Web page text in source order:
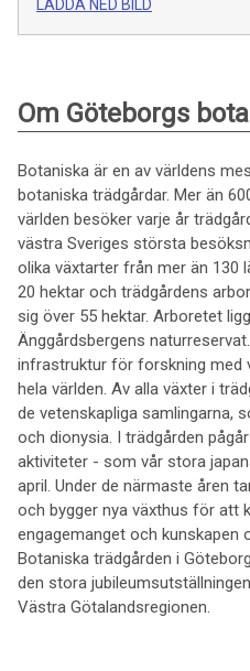
LADDA NED BILD
Om Göteborgs
Botaniska är en av världens
botaniska trädgårdar. Mer än
världen besöker varje år
västra Sveriges största
olika växtarter från mer än 130
20 hektar och trädgårdens
sig över 55 hektar. Arboretet
Änggårdsbergens
infrastruktur för forskning med
hela världen. Av alla växter i
de vetenskapliga samlingarna,
och dionysia. I trädgården
aktiviteter - som vår stora
april. Under de närmaste åren
och bygger nya växthus för att
engagemanget och kunskapen
Botaniska trädgården i
den stora
Västra Götalandsregionen.